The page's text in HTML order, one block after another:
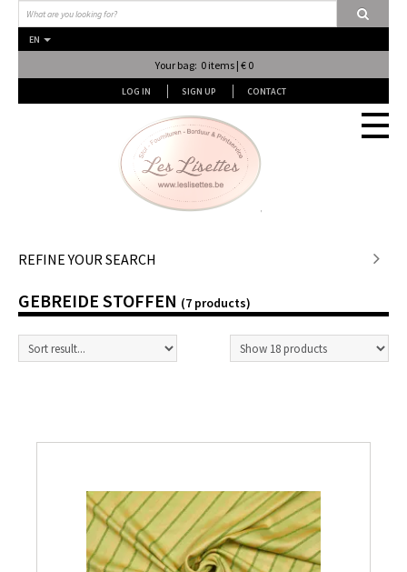
EN
Your bag: 0 items | € 0
LOG IN SIGN UP CONTACT
Fournituren
Lessen & Workshops
Breien & Haken
Pakketten
Patronen, Boeken & Tijdschriften
REFINE YOUR SEARCH
GEBREIDE STOFFEN (7 products)